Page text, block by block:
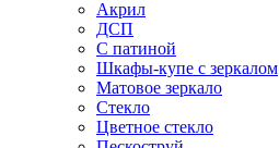
Акрил
ДСП
С патиной
Шкафы-купе с зеркалом
Матовое зеркало
Стекло
Цветное стекло